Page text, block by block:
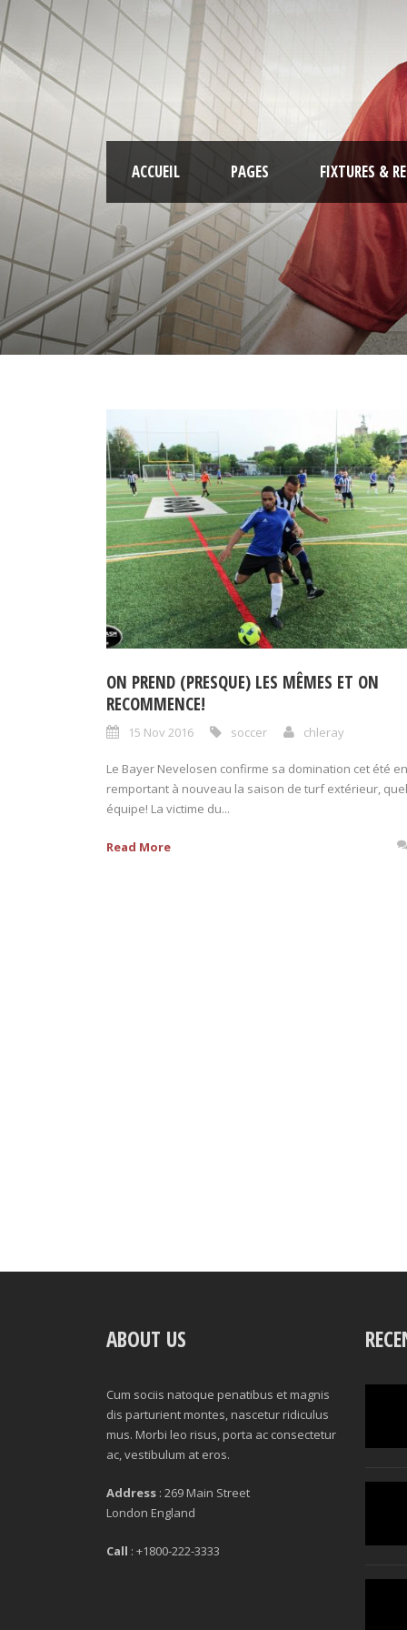
ACCUEIL PAGES FIXTURES &
ON PREND (PRESQUE) LES MÊMES ET ON
RECOMMENCE!
15 Nov 2016 soccer chleray
Le Bayer Nevelosen confirme sa domination cet été en
remportant à nouveau la saison de turf extérieur,
équipe! La victime du...
Read More
ABOUT US
Cum sociis natoque penatibus et magnis
dis parturient montes, nascetur ridiculus
mus. Morbi leo risus, porta ac consectetur
ac, vestibulum at eros.
Address : 269 Main Street
London England
Call : +1800-222-3333